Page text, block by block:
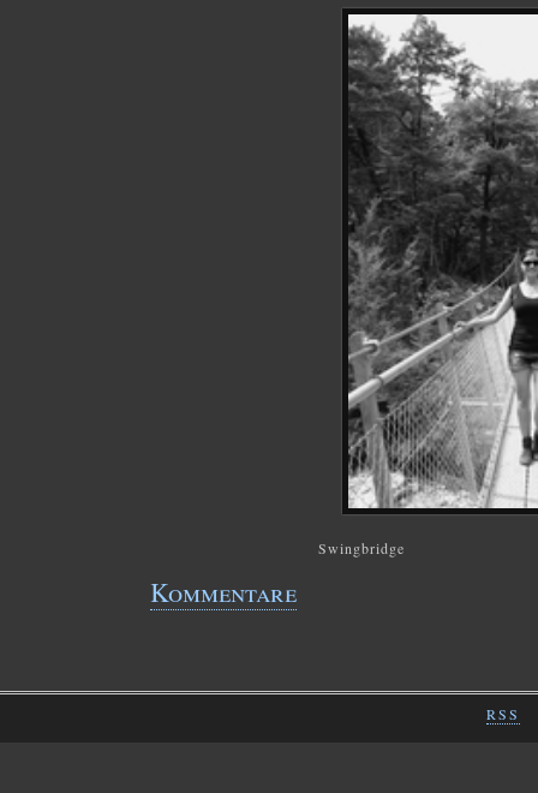
Swingbridge
Kommentare
RSS